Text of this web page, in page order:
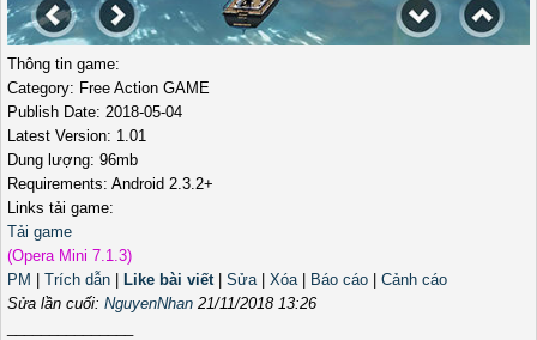
Thông tin game:
Category: Free Action GAME
Publish Date: 2018-05-04
Latest Version: 1.01
Dung lượng: 96mb
Requirements: Android 2.3.2+
Links tải game:
Tải game
(Opera Mini 7.1.3)
PM
Trích dẫn Like bài viết Sửa Xóa Báo cáo
Cảnh cáo
Sửa lần cuối: NguyenNhan 21/11/2018 13:26